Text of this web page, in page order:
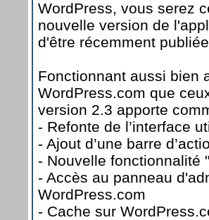
WordPress, vous serez
nouvelle version de
d'être récemment
Fonctionnant aussi bien
WordPress.com que
version 2.3 apporte
- Refonte de l’interface
- Ajout d’une barre
- Nouvelle fonctionnalité
- Accès au panneau
WordPress.com
- Cache sur